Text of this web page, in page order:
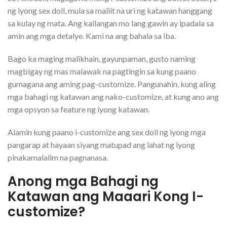
ng iyong sex doll, mula sa maliit na uri ng katawan hanggang
sa kulay ng mata. Ang kailangan mo lang gawin ay ipadala sa
amin ang mga detalye. Kami na ang bahala sa iba.
Bago ka maging malikhain, gayunpaman, gusto naming
magbigay ng mas malawak na pagtingin sa kung paano
gumagana ang aming pag-customize. Pangunahin, kung aling
mga bahagi ng katawan ang nako-customize, at kung ano ang
mga opsyon sa feature ng iyong katawan.
Alamin kung paano i-customize ang sex doll ng iyong mga
pangarap at hayaan siyang matupad ang lahat ng iyong
pinakamalalim na pagnanasa.
Anong mga Bahagi ng
Katawan ang Maaari Kong I-
customize?